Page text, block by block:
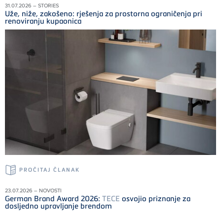
31.07.2026 – STORIES
Uže, niže, zakošeno: rješenja za prostorna ograničenja pri
renoviranju kupaonica
PROČITAJ ČLANAK
23.07.2026 – NOVOSTI
German Brand Award 2026: TECE osvojio priznanje za
dosljedno upravljanje brendom